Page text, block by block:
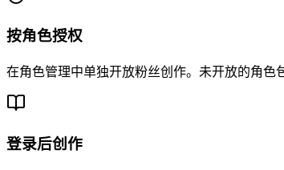
按角色授权
在角色管理中单独开放粉丝创作。未开放的角色
登录后创作